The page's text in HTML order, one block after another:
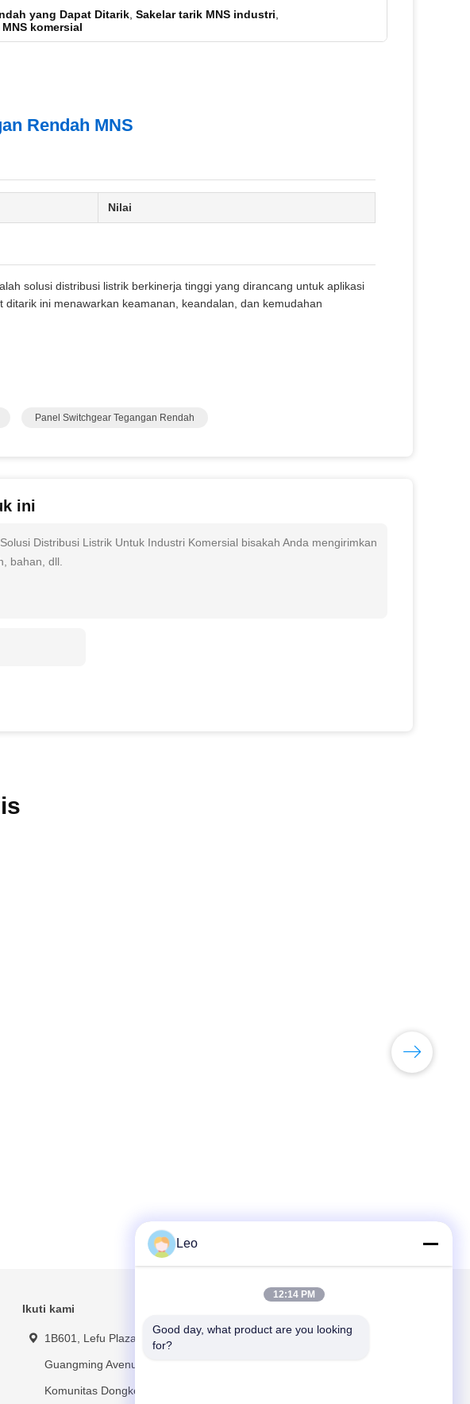
yang Dapat Ditarik, Sakelar tarik MNS industri,
komersial
Rendah MNS
Nilai
solusi distribusi listrik berkinerja tinggi yang dirancang untuk aplikasi
ini menawarkan keamanan, keandalan, dan kemudahan
Panel Switchgear Tegangan Rendah
ini
Distribusi Listrik Untuk Industri Komersial bisakah Anda mengirimkan
bahan, dll.
Ikuti kami
1B601, Lefu Plaza, No. 481
Guangming Avenue,
Komunitas Dongkeng, Jalan
Leo
12:14 PM
Good day, what product are you looking
for?